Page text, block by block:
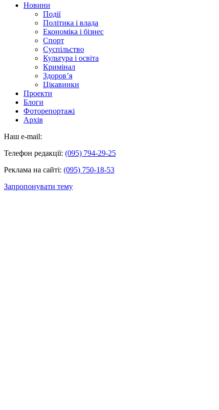
Новини
Події
Політика і влада
Економіка і бізнес
Спорт
Суспільство
Культура і освіта
Кримінал
Здоров’я
Цікавинки
Проекти
Блоги
Фоторепортажі
Архів
Наш e-mail:
Телефон редакції: (095) 794-29-25
Реклама на сайті: (095) 750-18-53
Запропонувати тему